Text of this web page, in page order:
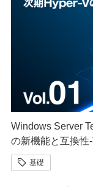
Windows Server
の新機能と互換性
基礎